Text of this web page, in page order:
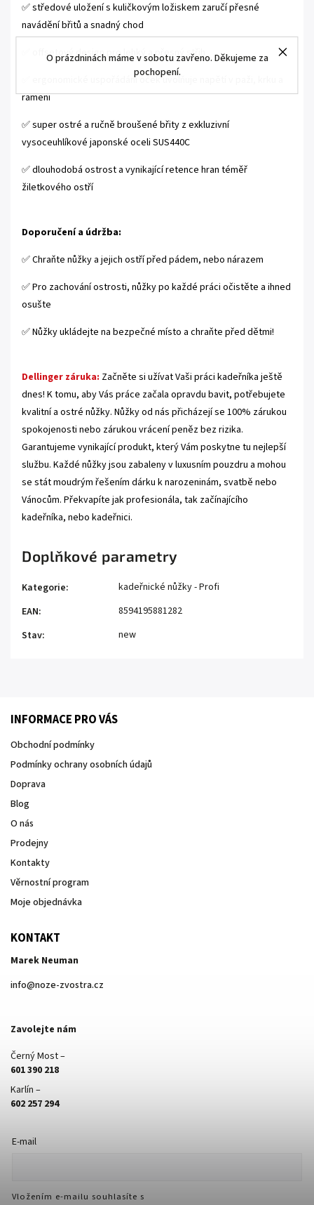
O prázdninách máme v sobotu zavřeno. Děkujeme za
pochopení.
✅ středové uložení s kuličkovým ložiskem zaručí přesné
navádění břitů a snadný chod
✅ offsetový design pro lehký a přesný střih
✅ ergonomické uspořádání oček uvolňuje napětí v paži, krku a
rameni
✅ super ostré a ručně broušené břity z exkluzivní
vysoceuhlíkové japonské oceli SUS440C
✅ dlouhodobá ostrost a vynikající retence hran téměř
žiletkového ostří
Doporučení a údržba:
✅ Chraňte nůžky a jejich ostří před pádem, nebo nárazem
✅ Pro zachování ostrosti, nůžky po každé práci očistěte a ihned
osušte
✅ Nůžky ukládejte na bezpečné místo a chraňte před dětmi!
Dellinger záruka: Začněte si užívat Vaši práci kadeřníka ještě
dnes! K tomu, aby Vás práce začala opravdu bavit, potřebujete
kvalitní a ostré nůžky. Nůžky od nás přicházejí se 100% zárukou
spokojenosti nebo zárukou vrácení peněz bez rizika.
Garantujeme vynikající produkt, který Vám poskytne tu nejlepší
službu. Každé nůžky jsou zabaleny v luxusním pouzdru a mohou
se stát moudrým řešením dárku k narozeninám, svatbě nebo
Vánocům. Překvapíte jak profesionála, tak začínajícího
kadeřníka, nebo kadeřnici.
Doplňkové parametry
Kategorie:
kadeřnické nůžky - Profi
EAN:
8594195881282
Stav: new
INFORMACE PRO VÁS
Obchodní podmínky
Podmínky ochrany osobních údajů
Doprava
Blog
O nás
Prodejny
Kontakty
Věrnostní program
Moje objednávka
KONTAKT
Marek Neuman
info@noze-zvostra.cz
Zavolejte nám
Černý Most –
601 390 218
Karlín –
602 257 294
E-mail
Vložením e-mailu souhlasíte s